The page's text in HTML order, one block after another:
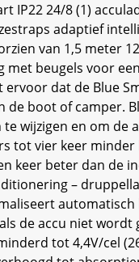
IP22 24/8 (1)
adaptief
van 1,5 meter
beugels voor
dat de Blue
boot of camper.
wijzigen en om de
tot vier keer
keer beter dan
–
de accu niet
tot 4,4V/cel